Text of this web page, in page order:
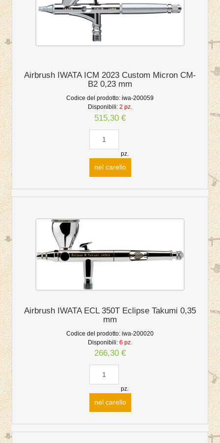
Airbrush IWATA ICM 2023 Custom Micron CM-
B2 0,23 mm
Codice del prodotto: iwa-200059
Disponibili: 2 pz.
515,30 €
pz.
nel carello
Airbrush IWATA ECL 350T Eclipse Takumi 0,35
mm
Codice del prodotto: iwa-200020
Disponibili: 6 pz.
266,30 €
pz.
nel carello